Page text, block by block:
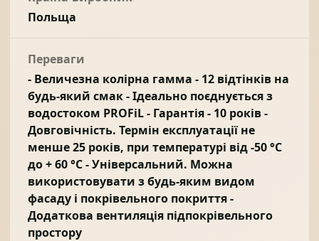
Польща
Переваги
- Величезна колірна гамма - 12 відтінків на
будь-який смак - Ідеально поєднується з
водостоком PROFiL - Гарантія - 10 років -
Довговічність. Термін експлуатації не
менше 25 років, при температурі від -50 °C
до + 60 °C - Універсальний. Можна
використовувати з будь-яким видом
фасаду і покрівельного покриття -
Додаткова вентиляція підпокрівельного
простору